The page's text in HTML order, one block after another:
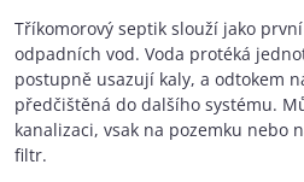
Tříkomorový septik slouží jako
odpadních vod. Voda protéká
postupně usazují kaly, a odtokem
předčištěná do dalšího systému.
kanalizaci, vsak na pozemku nebo
filtr.